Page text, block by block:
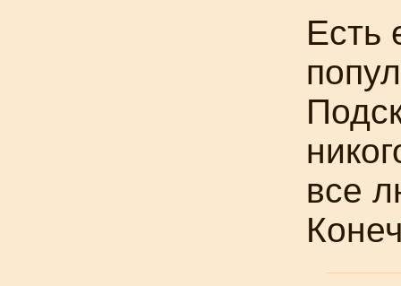
Есть
все